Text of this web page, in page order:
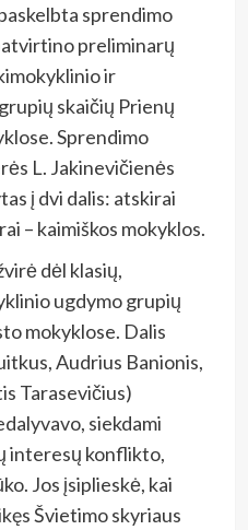
sprendimo
preliminarų
ir
skaičių Prienų
Sprendimo
L. Jakinevičienės
į dvi dalis: atskirai
– kaimiškos mokyklos.
dėl klasių,
ugdymo grupių
mokyklose. Dalis
Audrius Banionis,
Tarasevičius)
siekdami
interesų konflikto,
Jos įsiplieskė, kai
Švietimo skyriaus